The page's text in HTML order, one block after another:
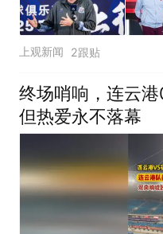
上观新闻 2跟贴
终场哨响，连云
但热爱永不落幕